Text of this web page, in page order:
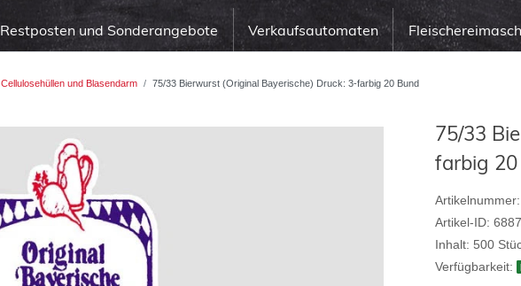
Restposten und Sonderangebote Verkaufsautomaten
Cellulosehüllen und Blasendarm 75/33 Bierwurst (Original Bayerische) Druck: 3-farbig 20 Bund
75/33
farbig
Artikelnummer:
Artikel-ID: 6887
Inhalt: 500
Verfügbarkeit: